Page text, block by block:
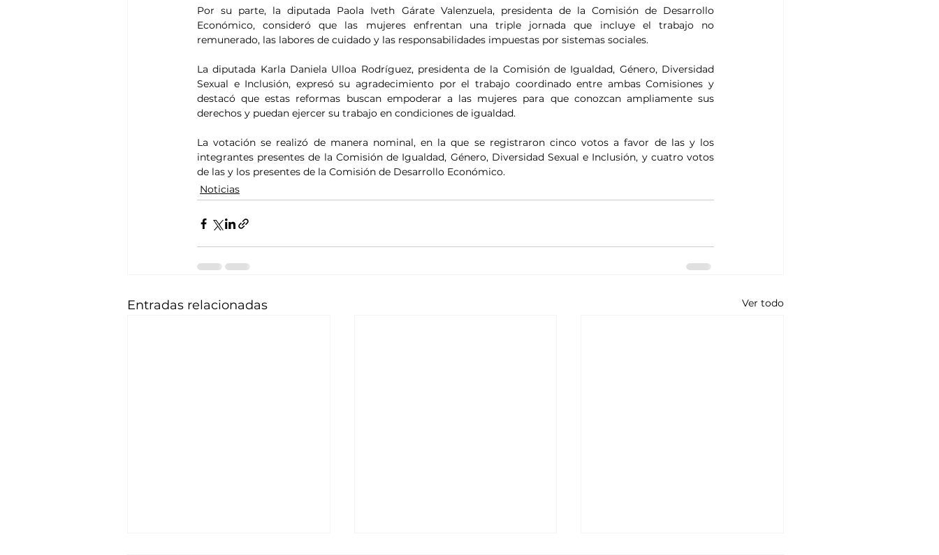
Por su parte, la diputada Paola Iveth Gárate Valenzuela, presidenta de la Comisión de Desarrollo
Económico, consideró que las mujeres enfrentan una triple jornada que incluye el trabajo no
remunerado, las labores de cuidado y las responsabilidades impuestas por sistemas sociales.
La diputada Karla Daniela Ulloa Rodríguez, presidenta de la Comisión de Igualdad, Género, Diversidad
Sexual e Inclusión, expresó su agradecimiento por el trabajo coordinado entre ambas Comisiones y
destacó que estas reformas buscan empoderar a las mujeres para que conozcan ampliamente sus
derechos y puedan ejercer su trabajo en condiciones de igualdad.
La votación se realizó de manera nominal, en la que se registraron cinco votos a favor de las y los
integrantes presentes de la Comisión de Igualdad, Género, Diversidad Sexual e Inclusión, y cuatro votos
de las y los presentes de la Comisión de Desarrollo Económico.
Noticias
Entradas relacionadas Ver todo